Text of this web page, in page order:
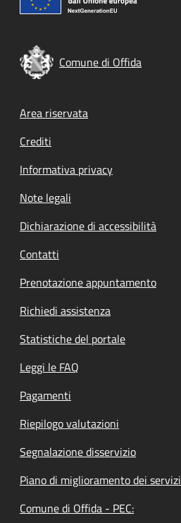
Comune di Offida
Footer menu
Area riservata
Crediti
Informativa privacy
Note legali
Dichiarazione di accessibilità
Contatti
Prenotazione appuntamento
Richiedi assistenza
Statistiche del portale
Leggi le FAQ
Pagamenti
Riepilogo valutazioni
Segnalazione disservizio
Piano di miglioramento dei servizi
Comune di Offida - PEC: